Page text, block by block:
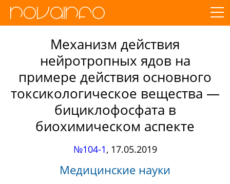
Механизм действия
нейротропных ядов на
примере действия основного
токсикологическое вещества —
бициклофосфата в
биохимическом аспекте
№104-1, 17.05.2019
Медицинские науки